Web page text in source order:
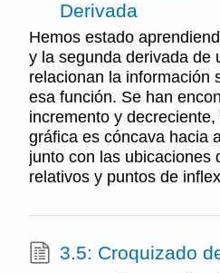
Derivada
Hemos estado
y la segunda derivada de
relacionan la información
esa función. Se han
incremento y
gráfica es cóncava hacia
junto con las ubicaciones
relativos y puntos de
3.5: Croquizado